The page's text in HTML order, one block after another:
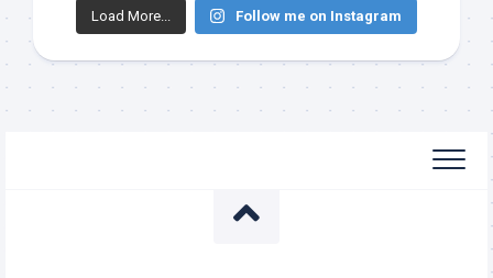
Load More... Follow me on Instagram